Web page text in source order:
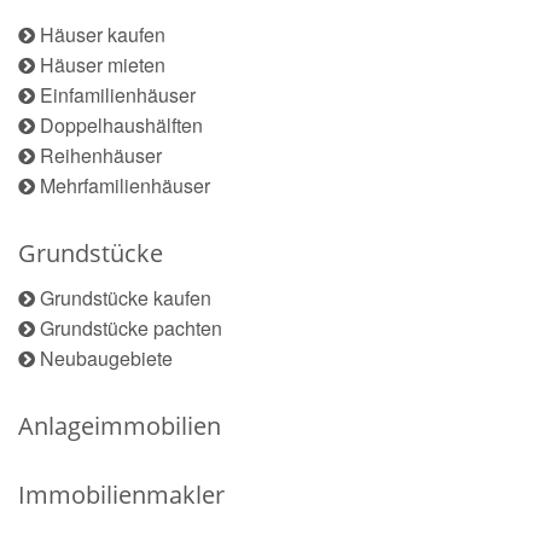
Häuser kaufen
Häuser mieten
Einfamilienhäuser
Doppelhaushälften
Reihenhäuser
Mehrfamilienhäuser
Grundstücke
Grundstücke kaufen
Grundstücke pachten
Neubaugebiete
Anlageimmobilien
Immobilienmakler